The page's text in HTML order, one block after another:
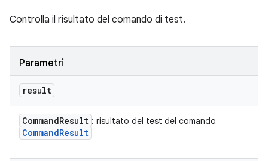
Controlla il risultato del comando di test.
Parametri
result
CommandResult : risultato del test del comando
CommandResult